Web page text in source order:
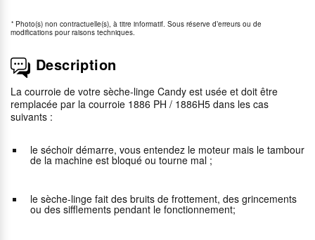
* Photo(s) non contractuelle(s), à titre informatif. Sous réserve d’erreurs ou de
modifications pour raisons techniques.
Description
La courroie de votre sèche-linge Candy est usée et doit être
remplacée par la courroie 1886 PH / 1886H5 dans les cas
suivants :
le séchoir démarre, vous entendez le moteur mais le tambour
de la machine est bloqué ou tourne mal ;
le sèche-linge fait des bruits de frottement, des grincements
ou des sifflements pendant le fonctionnement;